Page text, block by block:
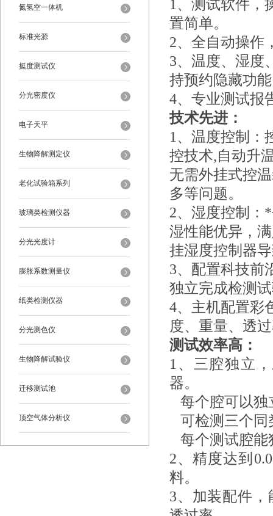
氮氢空一体机
标准光源
挺度测试仪
分光密度仪
电子天平
生物降解测定仪
老化试验箱系列
玻璃类检测仪器
分光光度计
膨胀系数测量仪
纸类检测仪器
分光测色仪
生物降解试验仪
迁移测试池
顶空气体分析仪
1、测试软件，
置简单。
2、全自动操作
3、温度、湿度
持预约隐藏功
4、专业测试报
技术先进：
1、温度控制：
控技术,自动升
无需外挂式控
多等问题。
2、湿度控制：
湿性能优异，
挂湿度控制器
3、配置科技前
独立完成检测
4、主机配置彩
度、重量、透
测试效率高：
1、三腔独立
器。
每个腔可以独
可检测三个同
每个测试腔能
2、精度达到
料。
3、加装配件